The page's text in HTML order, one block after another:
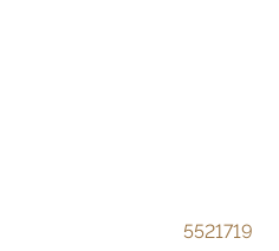
5521719